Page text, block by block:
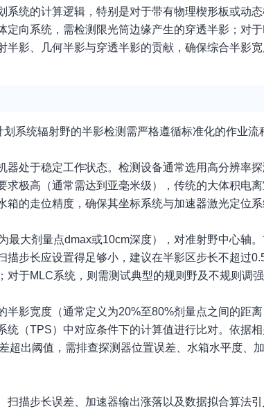
统的计算逻辑，特别是对于带有物理楔形板或动态
向系统，需检测限光筒边缘产生的穿透半影；对
影、几何半影与穿透半影的贡献，确保综合半影
系统辐射野的半影检测需严格遵循标准化的作业流
处于稳定工作状态。检测设备通常选用高分辨率
极高（通常需达到亚毫米级），传统的大体积电
的走位精度，确保其坐标系统与加速器激光定位系
大剂量点dmax或10cm深度），对准射野中心轴
步长应设置得足够小，建议在半影区步长不超过
于MLC系统，则需测试典型的规则野及不规则调强
影宽度（通常定义为20%至80%剂量点之间的距
（TPS）中对应条件下的计算值进行比对。依据
出阈值，需排查探测器位置误差、水箱水平度、
描步长误差、加速器输出涨落以及数据拟合算法